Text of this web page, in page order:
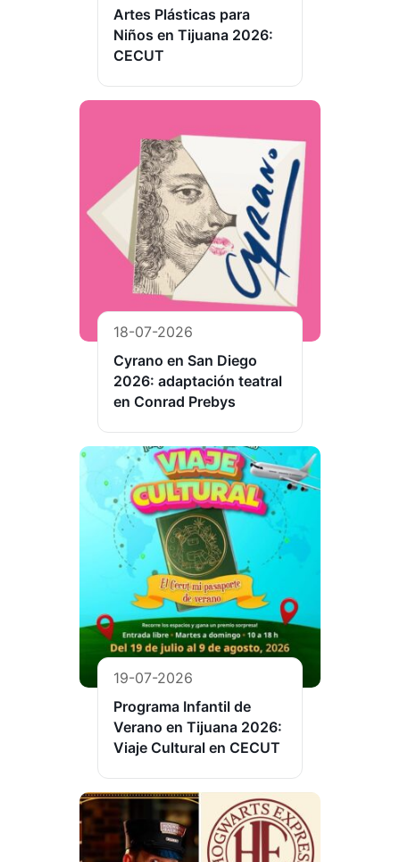
Artes Plásticas para
Niños en Tijuana 2026:
CECUT
18-07-2026
Cyrano en San Diego
2026: adaptación teatral
en Conrad Prebys
19-07-2026
Programa Infantil de
Verano en Tijuana 2026:
Viaje Cultural en CECUT